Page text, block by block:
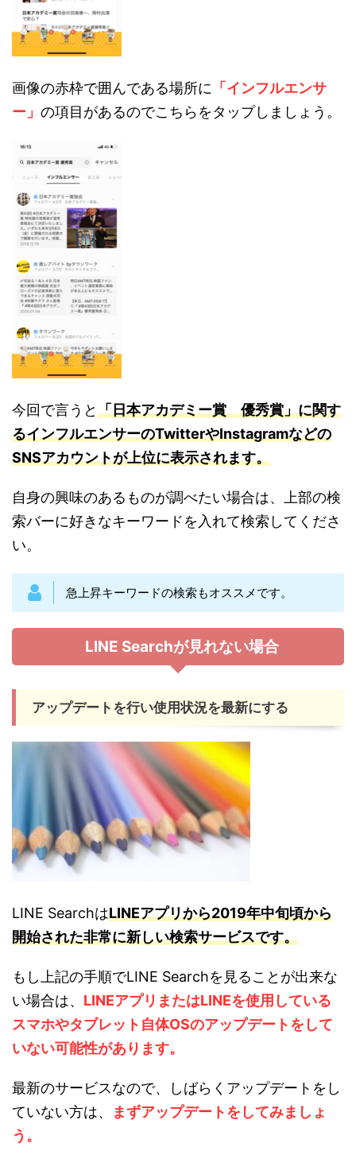
画像の赤枠で囲んである場所に 「インフルエンサ
ー」 の項目があるのでこちらをタップしましょう。
今回で言うと「日本アカデミー賞 優秀賞」に関す
るインフルエンサーのTwitterやInstagramなどの
SNSアカウントが上位に表示されます。
自身の興味のあるものが調べたい場合は、上部の検
索バーに好きなキーワードを入れて検索してくださ
い。
急上昇キーワードの検索もオススメです。
LINE Searchが見れない場合
アップデートを行い使用状況を最新にする
LINE SearchはLINEアプリから2019年中旬頃から
開始された非常に新しい検索サービスです。
もし上記の手順でLINE Searchを見ることが出来な
い場合は、 LINEアプリまたはLINEを使用している
スマホやタブレット自体OSのアップデートをして
いない可能性があります。
最新のサービスなので、しばらくアップデートをし
ていない方は、
まずアップデートをしてみましょ
う。